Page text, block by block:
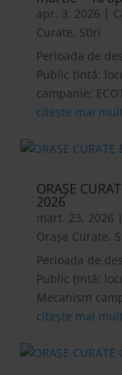
apr. 3, 2026 |
Curate, Stiri
Perioada de
Public țintă:
campanie:
citește mai
ORAȘE
2026
mart. 23, 2026 |
Orașe Curate,
Perioada de
Public țintă:
Mecanism
citește mai